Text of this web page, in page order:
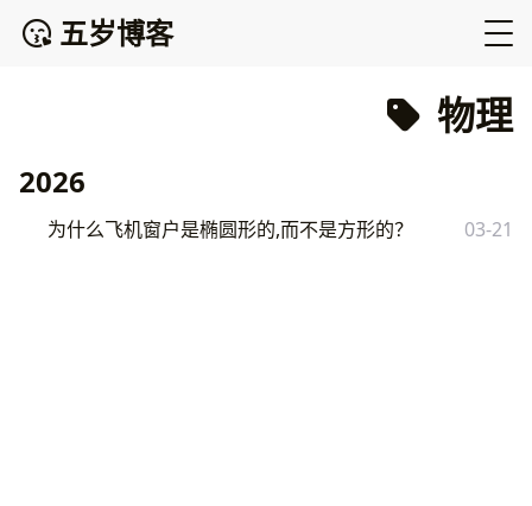
五岁博客
物理
2026
为什么飞机窗户是椭圆形的,而不是方形的？ 03-21